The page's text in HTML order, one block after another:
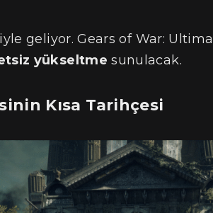
geliyor. Gears of War:
yükseltme sunulacak.
Kısa Tarihçesi